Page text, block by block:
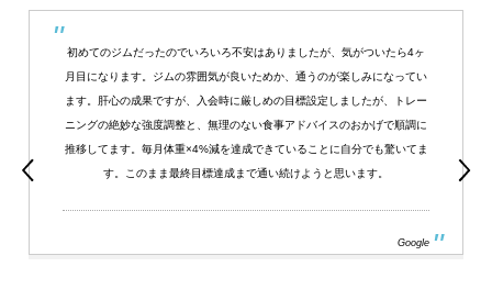
初めてのジムだったのでいろいろ不安はありましたが、気がついたら4ヶ
月目になります。ジムの雰囲気が良いためか、通うのが楽しみになってい
ます。肝心の成果ですが、入会時に厳しめの目標設定しましたが、トレー
ニングの絶妙な強度調整と、無理のない食事アドバイスのおかげで順調に
推移してます。毎月体重×4%減を達成できていることに自分でも驚いてま
す。このまま最終目標達成まで通い続けようと思います。
Google